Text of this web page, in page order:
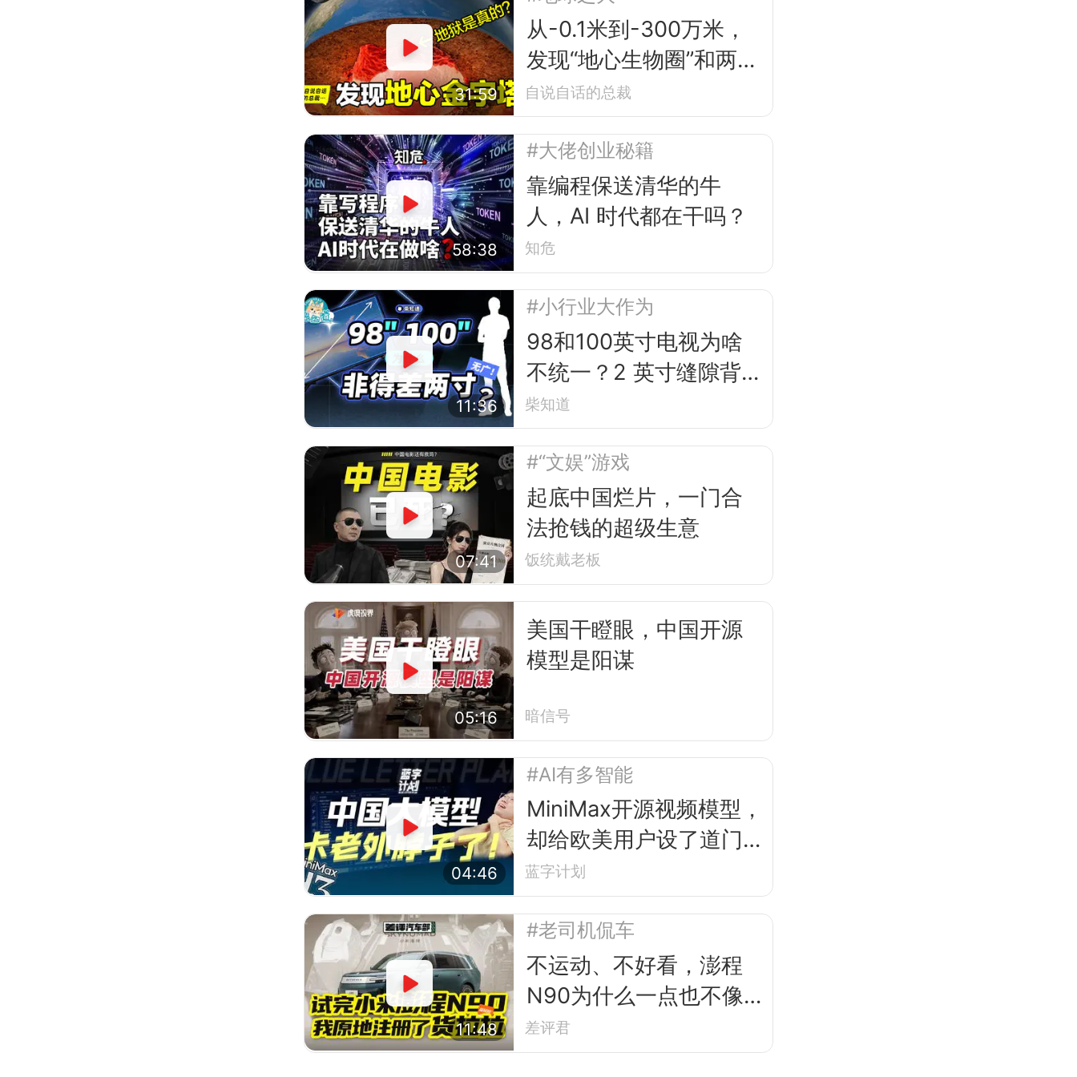
31:59
从-0.1米到-300万米，
发现“地心生物圈”和两
座“地心金字塔”
自说自话的总裁
58:38
#大佬创业秘籍
靠编程保送清华的牛
人，AI 时代都在干吗？
知危
11:36
#小行业大作为
98和100英寸电视为啥
不统一？2 英寸缝隙背后
的行业故事
柴知道
07:41
#“文娱”游戏
起底中国烂片，一门合
法抢钱的超级生意
饭统戴老板
05:16
美国干瞪眼，中国开源
模型是阳谋
暗信号
04:46
#AI有多智能
MiniMax开源视频模型，
却给欧美用户设了道门
槛
蓝字计划
11:48
#老司机侃车
不运动、不好看，澎程
N90为什么一点也不像
小米？
差评君